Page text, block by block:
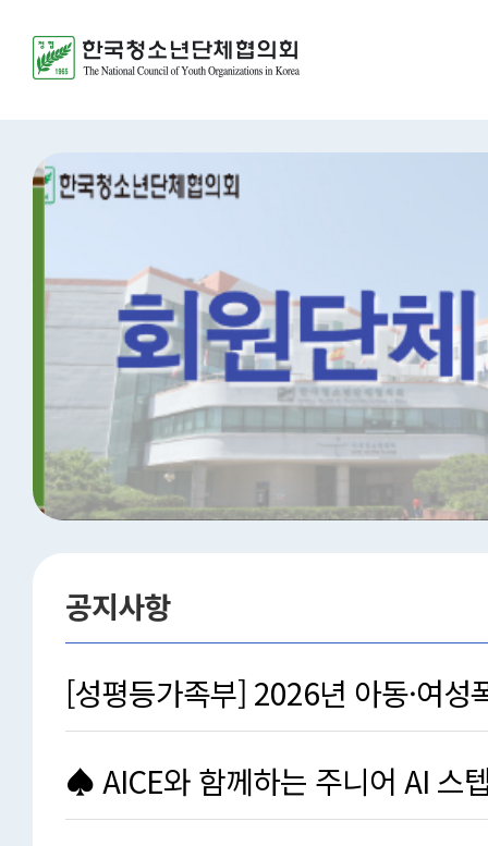
공지사항
[성평등가족부] 2026년 아동·여성
♠ AICE와 함께하는 주니어 AI 스